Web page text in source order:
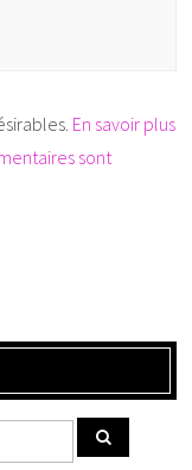
En savoir plus
sont